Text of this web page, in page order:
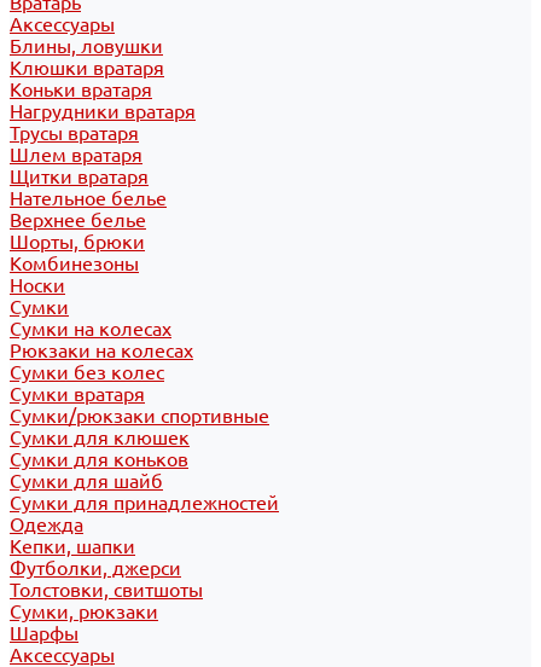
Аксессуары
Блины, ловушки
Клюшки вратаря
Коньки вратаря
Нагрудники вратаря
Трусы вратаря
Шлем вратаря
Щитки вратаря
Нательное белье
Верхнее белье
Шорты, брюки
Комбинезоны
Носки
Сумки
Сумки на колесах
Рюкзаки на колесах
Сумки без колес
Сумки вратаря
Сумки/рюкзаки спортивные
Сумки для клюшек
Сумки для коньков
Сумки для шайб
Сумки для принадлежностей
Одежда
Кепки, шапки
Футболки, джерси
Толстовки, свитшоты
Сумки, рюкзаки
Шарфы
Аксессуары